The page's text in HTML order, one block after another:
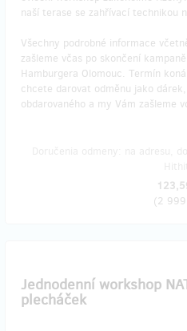
naší terase se zahřívací technikou
Všechny podrobné informace
zašleme včas po skončení
Hamburgera Olomouc. Termín
chcete darovat odměnu jako
obdarovaného a my Vám zašleme
(2 999
Jednodenní workshop
plecháček